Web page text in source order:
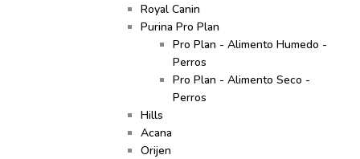
Royal Canin
Purina Pro Plan
Pro Plan - Alimento Humedo -
Perros
Pro Plan - Alimento Seco -
Perros
Hills
Acana
Orijen